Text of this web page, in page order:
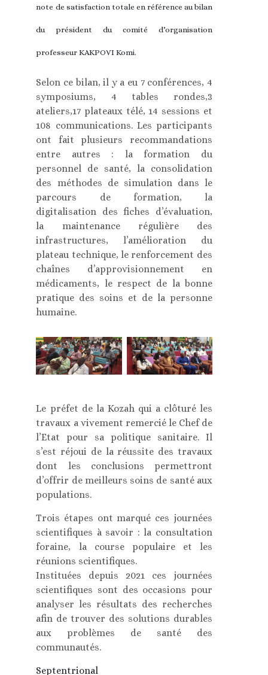
note de satisfaction totale en référence au bilan
du président du comité d’organisation
professeur KAKPOVI Komi.
Selon ce bilan, il y a eu 7 conférences, 4
symposiums, 4 tables rondes,3
ateliers,17 plateaux télé, 14 sessions et
108 communications. Les participants
ont fait plusieurs recommandations
entre autres : la formation du
personnel de santé, la consolidation
des méthodes de simulation dans le
parcours de formation, la
digitalisation des fiches d’évaluation,
la maintenance régulière des
infrastructures, l’amélioration du
plateau technique, le renforcement des
chaînes d’approvisionnement en
médicaments, le respect de la bonne
pratique des soins et de la personne
humaine.
Le préfet de la Kozah qui a clôturé les
travaux a vivement remercié le Chef de
l’Etat pour sa politique sanitaire. Il
s’est réjoui de la réussite des travaux
dont les conclusions permettront
d’offrir de meilleurs soins de santé aux
populations.
Trois étapes ont marqué ces journées
scientifiques à savoir : la consultation
foraine, la course populaire et les
réunions scientifiques.
Instituées depuis 2021 ces journées
scientifiques sont des occasions pour
analyser les résultats des recherches
afin de trouver des solutions durables
aux problèmes de santé des
communautés.
Septentrional